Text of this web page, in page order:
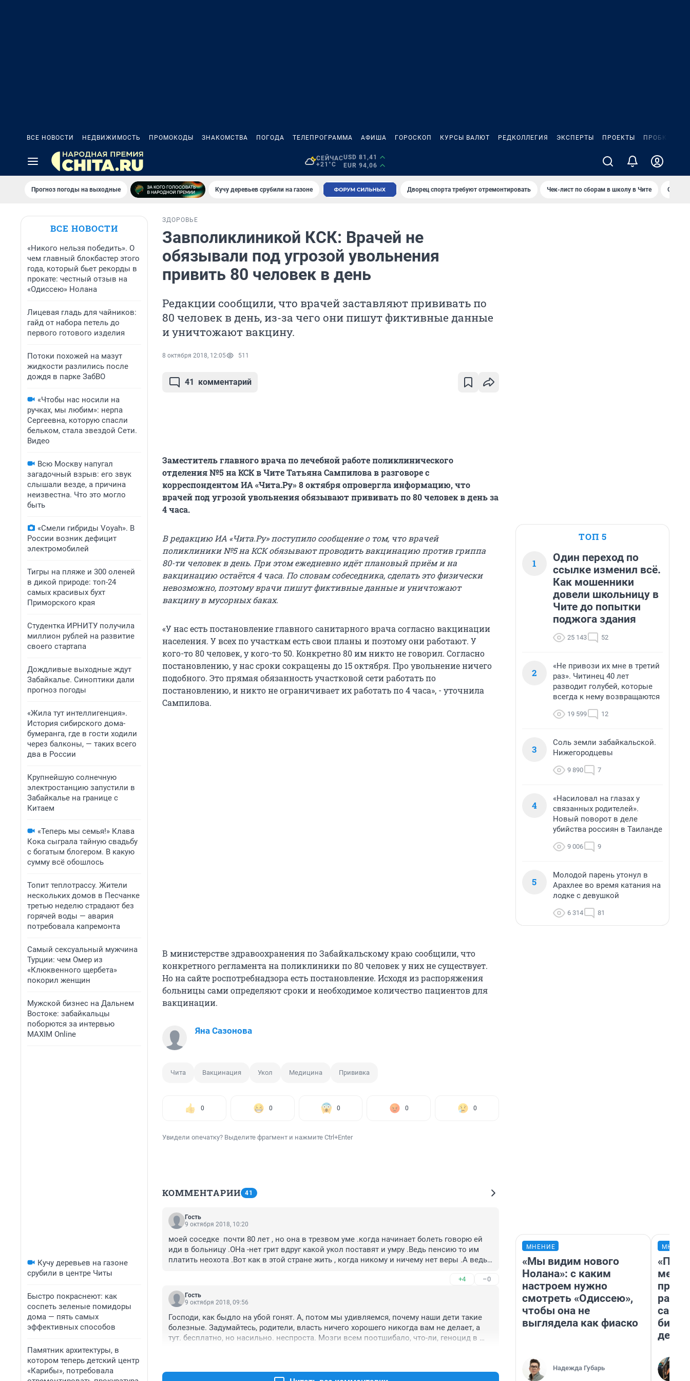
ВСЕ НОВОСТИ НЕДВИЖИМОСТЬ ПРОМОКОДЫ ЗНАКОМСТВА ПОГОДА ТЕЛЕПРОГРАММА АФИША ГОРОСКОП КУРСЫ ВАЛЮТ РЕДКОЛЛЕГИЯ ЭКСПЕРТЫ ПРОЕКТЫ ПРОБКИ
СЕЙЧАС
+21°C
USD 81,41
EUR 94,06
Прогноз погоды на выходные Кучу деревьев срубили на газоне Дворец спорта требуют отремонтировать Чек-лист по сборам в школу в Чите
ВСЕ НОВОСТИ
«Никого нельзя победить». О
чем главный блокбастер этого
года, который бьет рекорды в
прокате: честный отзыв на
«Одиссею» Нолана
Лицевая гладь для чайников:
гайд от набора петель до
первого готового изделия
Потоки похожей на мазут
жидкости разлились после
дождя в парке ЗабВО
«Чтобы нас носили на
ручках, мы любим»: нерпа
Сергеевна, которую спасли
бельком, стала звездой Сети.
Видео
Всю Москву напугал
загадочный взрыв: его звук
слышали везде, а причина
неизвестна. Что это могло
быть
«Смели гибриды Voyah». В
России возник дефицит
электромобилей
Тигры на пляже и 300 оленей
в дикой природе: топ-24
самых красивых бухт
Приморского края
Студентка ИРНИТУ получила
миллион рублей на развитие
своего стартапа
Дождливые выходные ждут
Забайкалье. Синоптики дали
прогноз погоды
«Жила тут интеллигенция».
История сибирского дома-
бумеранга, где в гости ходили
через балконы, — таких всего
два в России
Крупнейшую солнечную
электростанцию запустили в
Забайкалье на границе с
Китаем
«Теперь мы семья!» Клава
Кока сыграла тайную свадьбу
с богатым блогером. В какую
сумму всё обошлось
Топит теплотрассу. Жители
нескольких домов в Песчанке
третью неделю страдают без
горячей воды — авария
потребовала капремонта
Самый сексуальный мужчина
Турции: чем Омер из
«Клюквенного щербета»
покорил женщин
Мужской бизнес на Дальнем
Востоке: забайкальцы
поборются за интервью
MAXIM Online
Кучу деревьев на газоне
срубили в центре Читы
Быстро покраснеют: как
соспеть зеленые помидоры
дома — пять самых
эффективных способов
Памятник архитектуры, в
котором теперь детский центр
«Карибы», потребовала
ЗДОРОВЬЕ
Завполиклиникой КСК: Врачей не
обязывали под угрозой увольнения
привить 80 человек в день
Редакции сообщили, что врачей заставляют прививать по
80 человек в день, из-за чего они пишут фиктивные данные
и уничтожают вакцину.
8 октября 2018, 12:05 511
41 комментарий
Заместитель главного врача по лечебной работе поликлинического
отделения №5 на КСК в Чите Татьяна Сампилова в разговоре с
корреспондентом ИА «Чита.Ру» 8 октября опровергла информацию, что
врачей под угрозой увольнения обязывают прививать по 80 человек в день за
4 часа.
В редакцию ИА «Чита.Ру» поступило сообщение о том, что врачей
поликлиники №5 на КСК обязывают проводить вакцинацию против гриппа
80-ти человек в день. При этом ежедневно идёт плановый приём и на
вакцинацию остаётся 4 часа. По словам собеседника, сделать это физически
невозможно, поэтому врачи пишут фиктивные данные и уничтожают
вакцину в мусорных баках.
«У нас есть постановление главного санитарного врача согласно вакцинации
населения. У всех по участкам есть свои планы и поэтому они работают. У
кого-то 80 человек, у кого-то 50. Конкретно 80 им никто не говорил. Согласно
постановлению, у нас сроки сокращены до 15 октября. Про увольнение ничего
подобного. Это прямая обязанность участковой сети работать по
постановлению, и никто не ограничивает их работать по 4 часа», - уточнила
Сампилова.
В министерстве здравоохранения по Забайкальскому краю сообщили, что
конкретного регламента на поликлиники по 80 человек у них не существует.
Но на сайте роспотребнадзора есть постановление. Исходя из распоряжения
больницы сами определяют сроки и необходимое количество пациентов для
вакцинации.
Яна Сазонова
Чита Вакцинация Укол Медицина Прививка
0 0 0 0 0
Увидели опечатку? Выделите фрагмент и нажмите Ctrl+Enter
КОММЕНТАРИИ 41
Гость
9 октября 2018, 10:20
моей соседке  почти 80 лет , но она в трезвом уме .когда начинает болеть говорю ей
иди в больницу .ОНа -нет грит вдруг какой укол поставят и умру .Ведь пенсию то им
платить неохота .Вот как в этой стране жить , когда никому и ничему нет веры .А ведь
никогда , но ведь все может быть , мы же не знаем какие указания дают .Страшно
подумать об этом .
+4 –0
Гость
9 октября 2018, 09:56
Господи, как быдло на убой гонят. А, потом мы удивляемся, почему наши дети такие
болезные. Задумайтесь, родители, власть ничего хорошего никогда вам не делает, а
тут. бесплатно, но насильно. неспроста. Мозги всем поотшибало, что-ли, геноцид в
ТОП 5
1
Один переход по
ссылке изменил всё.
Как мошенники
довели школьницу в
Чите до попытки
поджога здания
25 143 52
2
«Не привози их мне в третий
раз». Читинец 40 лет
разводит голубей, которые
всегда к нему возвращаются
19 599 12
3
Соль земли забайкальской.
Нижегородцевы
9 890 7
4
«Насиловал на глазах у
связанных родителей».
Новый поворот в деле
убийства россиян в Таиланде
9 006 9
5
Молодой парень утонул в
Арахлее во время катания на
лодке с девушкой
6 314 81
МНЕНИЕ
«Мы видим нового
Нолана»: с каким
настроем нужно
смотреть «Одиссею»,
чтобы она не
выглядела как фиаско
Надежда Губарь